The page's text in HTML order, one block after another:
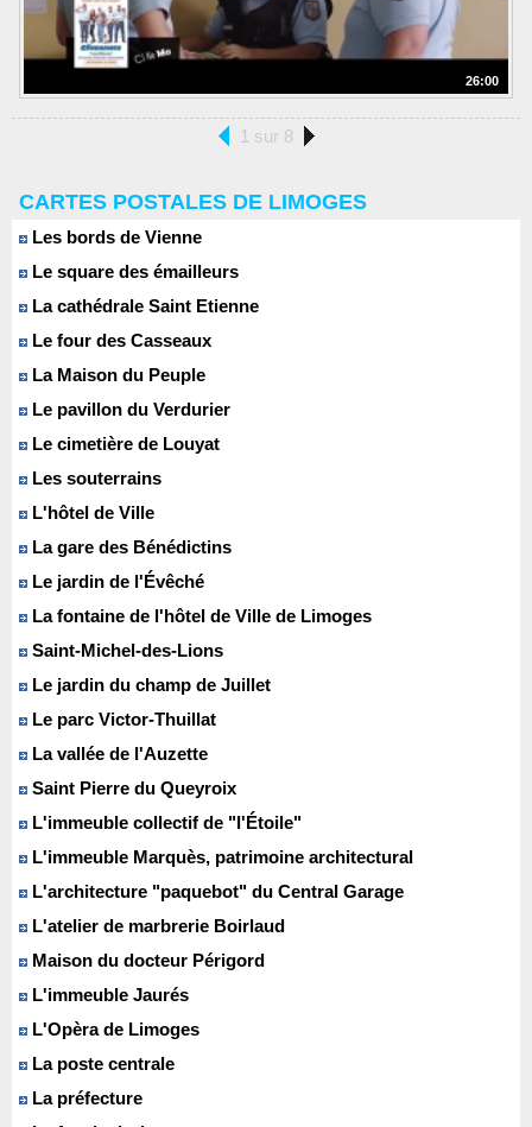
26:00
1 sur 8
CARTES POSTALES DE LIMOGES
Les bords de Vienne
Le square des émailleurs
La cathédrale Saint Etienne
Le four des Casseaux
La Maison du Peuple
Le pavillon du Verdurier
Le cimetière de Louyat
Les souterrains
L'hôtel de Ville
La gare des Bénédictins
Le jardin de l'Évêché
La fontaine de l'hôtel de Ville de Limoges
Saint-Michel-des-Lions
Le jardin du champ de Juillet
Le parc Victor-Thuillat
La vallée de l'Auzette
Saint Pierre du Queyroix
L'immeuble collectif de "l'Étoile"
L'immeuble Marquès, patrimoine architectural
L'architecture "paquebot" du Central Garage
L'atelier de marbrerie Boirlaud
Maison du docteur Périgord
L'immeuble Jaurés
L'Opèra de Limoges
La poste centrale
La préfecture